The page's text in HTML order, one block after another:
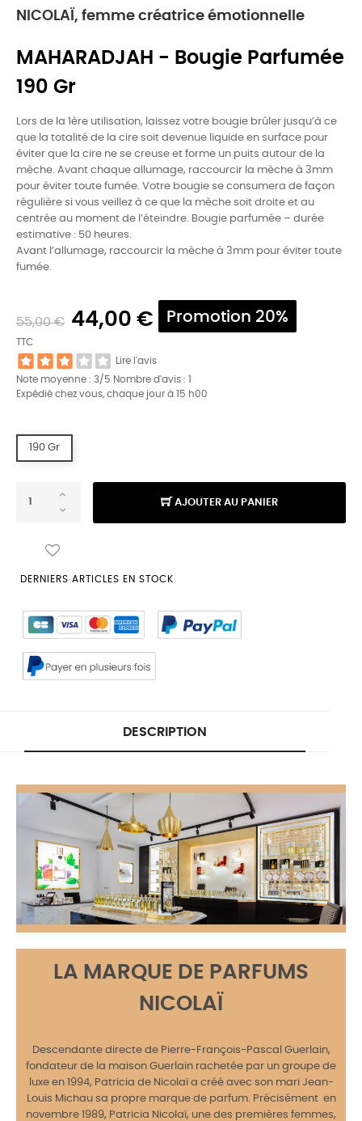
NICOLAÏ, femme créatrice émotionnelle
MAHARADJAH - Bougie Parfumée
190 Gr
Lors de la 1ère utilisation, laissez votre bougie brûler jusqu’à ce
que la totalité de la cire soit devenue liquide en surface pour
éviter que la cire ne se creuse et forme un puits autour de la
mèche. Avant chaque allumage, raccourcir la mèche à 3mm
pour éviter toute fumée. Votre bougie se consumera de façon
régulière si vous veillez à ce que la mèche soit droite et au
centrée au moment de l’éteindre. Bougie parfumée – durée
estimative : 50 heures.
Avant l’allumage, raccourcir la mèche à 3mm pour éviter toute
fumée.
55,00 € 44,00 € Promotion 20%
TTC
Lire l'avis
Note moyenne : 3/5 Nombre d'avis :
Expédié chez vous, chaque jour à 15 h00
190 Gr
AJOUTER AU PANIER
DERNIERS ARTICLES EN STOCK
DESCRIPTION
LA MARQUE DE PARFUMS
NICOLAÏ
Descendante directe de Pierre-François-Pascal Guerlain,
fondateur de la maison Guerlain rachetée par un groupe de
luxe en 1994, Patricia de Nicolaï a créé avec son mari Jean-
Louis Michau sa propre marque de parfum. Précisément en
novembre 1989, Patricia Nicolaï, une des premières femmes,